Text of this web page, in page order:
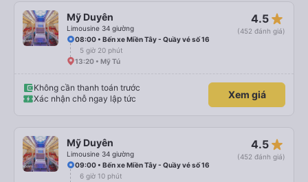
Mỹ Duyên
Limousine 34 giường
4.5 star_rate
(452 đánh giá)
08:00 • Bến xe Miền Tây - Quầy vé số 16
5 giờ 20 phút
13:20 • Mỹ Tú
Không cần thanh toán trước
Xác nhận chỗ ngay lập tức
Xem giá
Mỹ Duyên
Limousine 34 giường
4.5 star_rate
(452 đánh giá)
09:00 • Bến xe Miền Tây - Quầy vé số 16
6 giờ 10 phút